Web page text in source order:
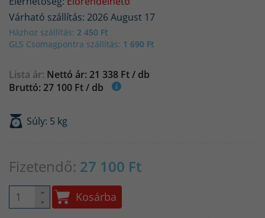
Várható szállítás: 2026 August 17
Házhoz szállítás: 2 450 Ft
GLS Csomagpontra szállítás: 1 690 Ft
Lista ár: Nettó ár: 21 338 Ft / db
Bruttó: 27 100 Ft / db
Súly: 5 kg
Fizetendő: 27 100 Ft
Kosárba